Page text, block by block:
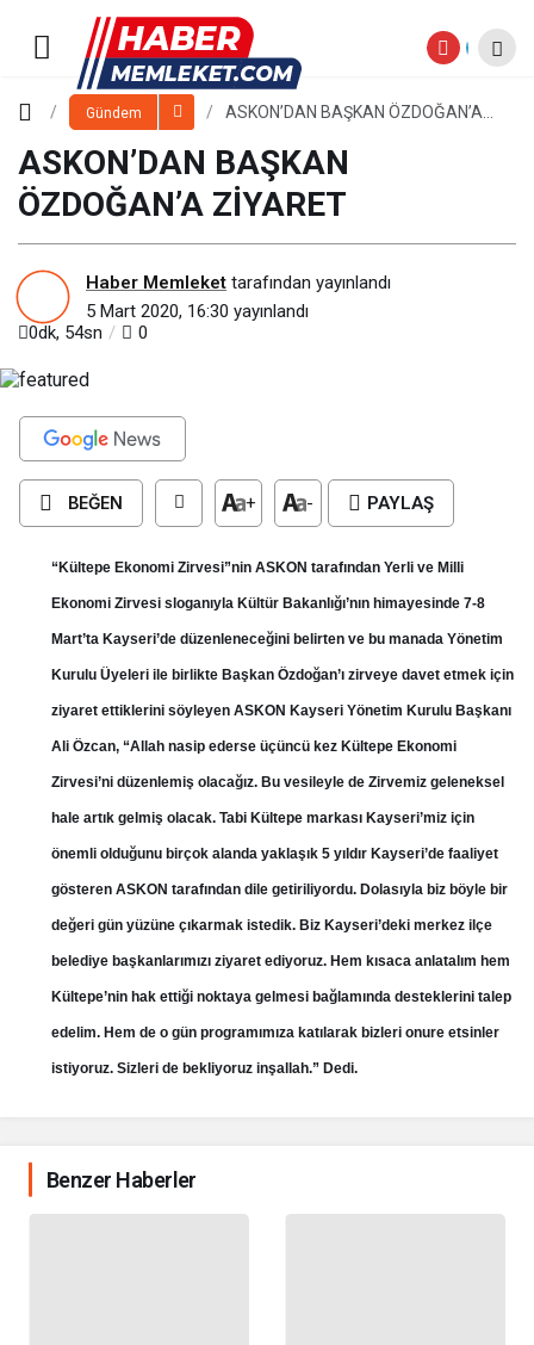
Gündem
ASKON’DAN BAŞKAN ÖZDOĞAN’A
ASKON’DAN BAŞKAN
ÖZDOĞAN’A ZİYARET
Haber Memleket tarafından yayınlandı
5 Mart 2020, 16:30 yayınlandı
0dk, 54sn
0
BEĞEN + - PAYLAŞ
“Kültepe Ekonomi Zirvesi”nin ASKON tarafından Yerli ve Milli
Ekonomi Zirvesi sloganıyla Kültür Bakanlığı’nın himayesinde 7-8
Mart’ta Kayseri’de düzenleneceğini belirten ve bu manada Yönetim
Kurulu Üyeleri ile birlikte Başkan Özdoğan’ı zirveye davet etmek için
ziyaret ettiklerini söyleyen ASKON Kayseri Yönetim Kurulu Başkanı
Ali Özcan, “Allah nasip ederse üçüncü kez Kültepe Ekonomi
Zirvesi’ni düzenlemiş olacağız. Bu vesileyle de Zirvemiz geleneksel
hale artık gelmiş olacak. Tabi Kültepe markası Kayseri’miz için
önemli olduğunu birçok alanda yaklaşık 5 yıldır Kayseri’de faaliyet
gösteren ASKON tarafından dile getiriliyordu. Dolasıyla biz böyle bir
değeri gün yüzüne çıkarmak istedik. Biz Kayseri’deki merkez ilçe
belediye başkanlarımızı ziyaret ediyoruz. Hem kısaca anlatalım hem
Kültepe’nin hak ettiği noktaya gelmesi bağlamında desteklerini talep
edelim. Hem de o gün programımıza katılarak bizleri onure etsinler
istiyoruz. Sizleri de bekliyoruz inşallah.” Dedi.
ASKON’DAN BAŞKAN
ÖZDOĞAN’A ZİYARET
Yorum Yap
Benzer Haberler